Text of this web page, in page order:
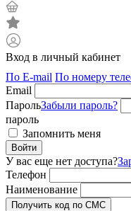
Вход в личный кабинет
По E-mail По номеру
Email
ПарольЗабыли пароль?
пароль
Запомнить меня
Войти
У вас еще нет доступа?
Телефон
Наименование
Получить код по СМС